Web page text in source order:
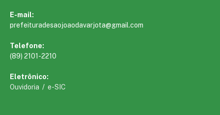
E-mail:
prefeituradesaojoaodavarjota@gmail.com
Telefone:
(89) 2101-2210
Eletrônico:
Ouvidoria / e-SIC